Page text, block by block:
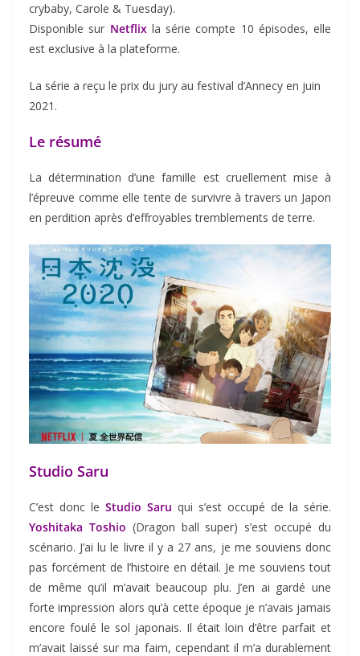
crybaby, Carole & Tuesday).
Disponible sur Netflixla série compte 10 épisodes, elle
est exclusive à la plateforme.
La série a reçu le prix du jury au festival d’Annecy en juin
2021.
Le résumé
La détermination d’une famille est cruellement mise à
l’épreuve comme elle tente de survivre à travers un Japon
en perdition après d’effroyables tremblements de terre.
Studio Saru
C’est donc le Studio Saru qui s’est occupé de la série.
Yoshitaka Toshio (Dragon ball super) s’est occupé du
scénario. J’ai lu le livre il y a 27 ans, je me souviens donc
pas forcément de l’histoire en détail. Je me souviens tout
de même qu’il m’avait beaucoup plu. J’en ai gardé une
forte impression alors qu’à cette époque je n’avais jamais
encore foulé le sol japonais. Il était loin d’être parfait et
m’avait laissé sur ma faim, cependant il m’a durablement